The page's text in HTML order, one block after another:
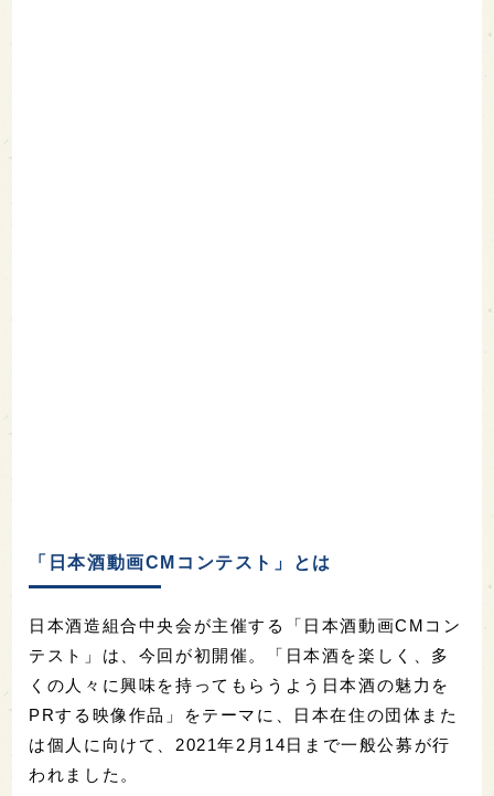
「日本酒動画CMコンテスト」とは
日本酒造組合中央会が主催する「日本酒動画CMコン
テスト」は、今回が初開催。「日本酒を楽しく、多
くの人々に興味を持ってもらうよう日本酒の魅力を
PRする映像作品」をテーマに、日本在住の団体また
は個人に向けて、2021年2月14日まで一般公募が行
われました。